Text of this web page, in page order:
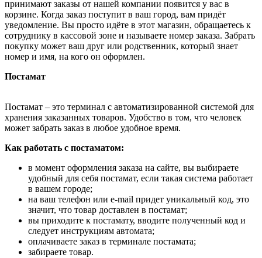
принимают заказы от нашей компании появится у вас в
корзине. Когда заказ поступит в ваш город, вам придёт
уведомление. Вы просто идёте в этот магазин, обращаетесь к
сотруднику в кассовой зоне и называете номер заказа. Забрать
покупку может ваш друг или родственник, который знает
номер и имя, на кого он оформлен.
Постамат
Постамат – это терминал с автоматизированной системой для
хранения заказанных товаров. Удобство в том, что человек
может забрать заказ в любое удобное время.
Как работать с постаматом:
в момент оформления заказа на сайте, вы выбираете
удобный для себя постамат, если такая система работает
в вашем городе;
на ваш телефон или e-mail придет уникальный код, это
значит, что товар доставлен в постамат;
вы приходите к постамату, вводите полученный код и
следует инструкциям автомата;
оплачиваете заказ в терминале постамата;
забираете товар.